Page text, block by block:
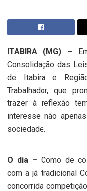
ITABIRA (MG) –
Consolidação das
de Itabira e
Trabalhador, que
trazer à reflexão
interesse não
sociedade.
O dia – Como de
com a já tradicional
concorrida